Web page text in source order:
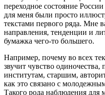
переходное состояние
для меня были просто
текстами первого ряда. Мне
направления, тенденции и
бумажка чего-то большего.
Например, почему во всех
звучит чувство одиночества,
институтам, старшим,
как это связано с
Такого рода наблюдения для